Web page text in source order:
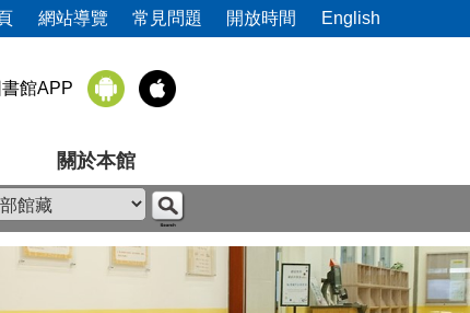
網站導覽 常見問題 開放時間 English
關於本館
書館APP